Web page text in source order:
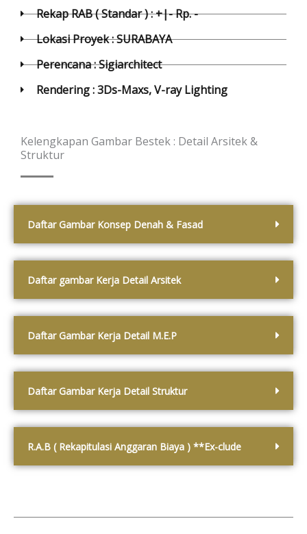
Rekap RAB ( Standar ) : +|- Rp. -
Lokasi Proyek : SURABAYA
Perencana : Sigiarchitect
Rendering : 3Ds-Maxs, V-ray Lighting
Kelengkapan Gambar Bestek : Detail Arsitek &
Struktur
Daftar Gambar Konsep Denah & Fasad
Daftar gambar Kerja Detail Arsitek
Daftar Gambar Kerja Detail M.E.P
Daftar Gambar Kerja Detail Struktur
R.A.B ( Rekapitulasi Anggaran Biaya ) **Ex-clude